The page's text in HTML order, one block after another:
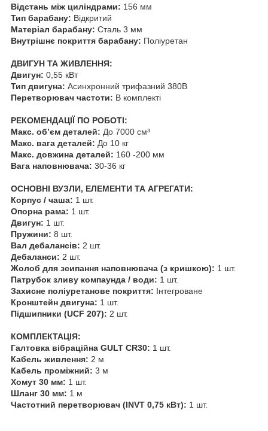
Відстань між циліндрами: 156 мм
Тип барабану: Відкритий
Матеріал барабану: Сталь 3 мм
Внутрішнє покриття барабану: Поліуретан
ДВИГУН ТА ЖИВЛЕННЯ:
Двигун: 0,55 кВт
Тип двигуна: Асинхронний трифазний 380В
Перетворювач частоти: В комплекті
РЕКОМЕНДАЦІЇ ПО РОБОТІ:
Макс. об’єм деталей: До 7000 см³
Макс. вага деталей: До 10 кг
Макс. довжина деталей: 160 -200 мм
Вага наповнювача: 30-36 кг
ОСНОВНІ ВУЗЛИ, ЕЛЕМЕНТИ ТА АГРЕГАТИ:
Корпус / чаша: 1 шт.
Опорна рама: 1 шт.
Двигун: 1 шт.
Пружини: 8 шт.
Вал дебалансів: 2 шт.
Дебаланси: 2 шт.
Жолоб для зсипання наповнювача (з кришкою): 1 шт.
Патрубок зливу компаунда / води: 1 шт.
Захисне поліуретанове покриття: Інтегроване
Кронштейн двигуна: 1 шт.
Підшипники (UCF 207): 2 шт.
КОМПЛЕКТАЦІЯ:
Галтовка вібраційна GULT CR30: 1 шт.
Кабель живлення: 2 м
Кабель проміжний: 3 м
Хомут 30 мм: 1 шт.
Шланг 30 мм: 1 м
Частотний перетворювач (INVT 0,75 кВт): 1 шт.